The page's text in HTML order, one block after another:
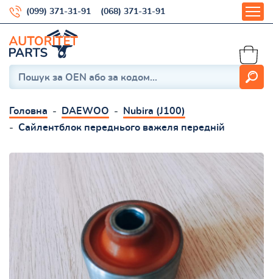
(099) 371-31-91 (068) 371-31-91
Головна DAEWOO
Nubira (J100)
Сайлентблок переднього важеля передній